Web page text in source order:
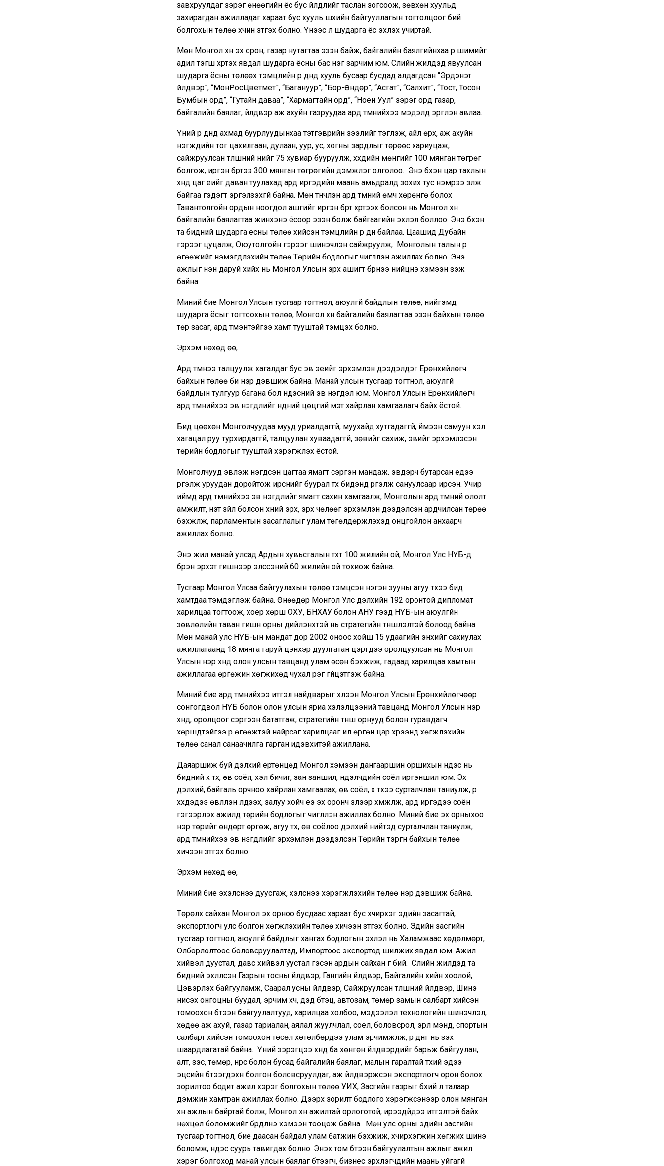
завхруулдаг зэрэг өнөөгийн ёс бус үйлдлийг таслан зогсоож, зөвхөн хуульд
захирагдан ажилладаг хараат бус хууль шүүхийн байгууллагын тогтолцоог бий
болгохын төлөө хүчин зүтгэх болно. Үүнээс л шударга ёс эхлэх учиртай.
Мөн Монгол хүн эх орон, газар нутагтаа эзэн байж, байгалийн баялгийнхаа үр шимийг
адил тэгш хүртэх явдал шударга ёсны бас нэг зарчим юм. Сүүлийн жилүүдэд явуулсан
шударга ёсны төлөөх тэмцлийн үр дүнд хууль бусаар бусдад алдагдсан “Эрдэнэт
үйлдвэр”, “МонРосЦветмет”, “Багануур”, “Бор-Өндөр”, “Асгат”, “Салхит”, “Тост, Тосон
Бумбын орд”, “Гутайн даваа”, “Хармагтайн орд”, “Ноён Уул” зэрэг орд газар,
байгалийн баялаг, үйлдвэр аж ахуйн газруудаа ард түмнийхээ мэдэлд эргүүлэн авлаа.
Үүний үр дүнд ахмад буурлуудынхаа тэтгэврийн зээлийг тэглэж, айл өрх, аж ахуйн
нэгжүүдийн тог цахилгаан, дулаан, уур, ус, хогны зардлыг төрөөс хариуцаж,
сайжруулсан түлшний үнийг 75 хувиар бууруулж, хүүхдийн мөнгийг 100 мянган төгрөг
болгож, иргэн бүртээ 300 мянган төгрөгийн дэмжлэг олголоо. Энэ бүхэн цар тахлын
хүнд цаг үеийг даван туулахад ард иргэдийн маань амьдралд зохих тус нэмрээ үзүүлж
байгаа гэдэгт эргэлзэхгүй байна. Мөн түүнчлэн ард түмний өмч хөрөнгө болох
Тавантолгойн ордын ноогдол ашгийг иргэн бүрт хүртээх болсон нь Монгол хүн
байгалийн баялагтаа жинхэнэ ёсоор эзэн болж байгаагийн эхлэл боллоо. Энэ бүхэн
та бидний шударга ёсны төлөө хийсэн тэмцлийн үр дүн байлаа. Цаашид Дубайн
гэрээг цуцалж, Оюутолгойн гэрээг шинэчлэн сайжруулж, Монголын талын үр
өгөөжийг нэмэгдүүлэхийн төлөө Төрийн бодлогыг чиглүүлэн ажиллах болно. Энэ
ажлыг нэн даруй хийх нь Монгол Улсын эрх ашигт бүрнээ нийцнэ хэмээн үзэж
байна.
Миний бие Монгол Улсын тусгаар тогтнол, аюулгүй байдлын төлөө, нийгэмд
шударга ёсыг тогтоохын төлөө, Монгол хүн байгалийн баялагтаа эзэн байхын төлөө
төр засаг, ард түмэнтэйгээ хамт тууштай тэмцэх болно.
Эрхэм нөхөд өө,
Ард түмнээ талцуулж хагалдаг бус эв эеийг эрхэмлэн дээдэлдэг Ерөнхийлөгч
байхын төлөө би нэр дэвшиж байна. Манай улсын тусгаар тогтнол, аюулгүй
байдлын тулгуур багана бол үндэсний эв нэгдэл юм. Монгол Улсын Ерөнхийлөгч
ард түмнийхээ эв нэгдлийг нүдний цөцгий мэт хайрлан хамгаалагч байх ёстой.
Бид цөөхөн Монголчуудаа мууд уриалдаггүй, муухайд хутгадаггүй, үймээн самуун үхэл
хагацал руу турхирдаггүй, талцуулан хуваадаггүй, зөвийг сахиж, эвийг эрхэмлэсэн
төрийн бодлогыг тууштай хэрэгжүүлэх ёстой.
Монголчууд эвлэж нэгдсэн цагтаа ямагт сэргэн мандаж, эвдэрч бутарсан үедээ
үргэлж уруудан доройтож ирснийг буурал түүх бидэнд үргэлж сануулсаар ирсэн. Учир
иймд ард түмнийхээ эв нэгдлийг ямагт сахин хамгаалж, Монголын ард түмний ололт
амжилт, үнэт зүйл болсон хүний эрх, эрх чөлөөг эрхэмлэн дээдэлсэн ардчилсан төрөө
бэхжүүлж, парламентын засаглалыг улам төгөлдөржүүлэхэд онцгойлон анхаарч
ажиллах болно.
Энэ жил манай улсад Ардын хувьсгалын түүхт 100 жилийн ой, Монгол Улс НҮБ-д
бүрэн эрхэт гишүүнээр элссэний 60 жилийн ой тохиож байна.
Тусгаар Монгол Улсаа байгуулахын төлөө тэмцсэн нэгэн зууны агуу түүхээ бид
хамтдаа тэмдэглэж байна. Өнөөдөр Монгол Улс дэлхийн 192 оронтой дипломат
харилцаа тогтоож, хоёр хөрш ОХУ, БНХАУ болон АНУ гээд НҮБ-ын аюулгүйн
зөвлөлийн таван гишүүн орны дийлэнхтэй нь стратегийн түншлэлтэй болоод байна.
Мөн манай улс НҮБ-ын мандат дор 2002 оноос хойш 15 удаагийн энхийг сахиулах
ажиллагаанд 18 мянга гаруй цэнхэр дуулгатан цэргүүдээ оролцуулсан нь Монгол
Улсын нэр хүнд олон улсын тавцанд улам өсөн бэхжиж, гадаад харилцаа хамтын
ажиллагаа өргөжин хөгжихөд чухал үүрэг гүйцэтгэж байна.
Миний бие ард түмнийхээ итгэл найдварыг хүлээн Монгол Улсын Ерөнхийлөгчөөр
сонгогдвол НҮБ болон олон улсын яриа хэлэлцээний тавцанд Монгол Улсын нэр
хүнд, оролцоог сэргээн бататгаж, стратегийн түнш орнууд болон гуравдагч
хөршүүдтэйгээ үр өгөөжтэй найрсаг харилцааг илүү өргөн цар хүрээнд хөгжүүлэхийн
төлөө санал санаачилга гарган идэвхитэй ажиллана.
Даяаршиж буй дэлхий ертөнцөд Монгол хэмээн дангааршин оршихын үндэс нь
бидний үүх түүх, өв соёл, хэл бичиг, зан заншил, нүүдэлчдийн соёл иргэншил юм. Эх
дэлхий, байгаль орчноо хайрлан хамгаалах, өв соёл, үүх түүхээ сурталчлан таниулж, үр
хүүхдэдээ өвлүүлэн үлдээх, залуу хойч үеэ эх оронч үзлээр хүмүүжүүлж, ард иргэдээ соён
гэгээрүүлэх ажилд төрийн бодлогыг чиглүүлэн ажиллах болно. Миний бие эх орныхоо
нэр төрийг өндөрт өргөж, агуу түүх, өв соёлоо дэлхий нийтэд сурталчлан таниулж,
ард түмнийхээ эв нэгдлийг эрхэмлэн дээдэлсэн Төрийн тэргүүн байхын төлөө
хичээн зүтгэх болно.
Эрхэм нөхөд өө,
Миний бие эхэлснээ дуусгаж, хэлснээ хэрэгжүүлэхийн төлөө нэр дэвшиж байна.
Төрөлх сайхан Монгол эх орноо бусдаас хараат бус хүчирхэг эдийн засагтай,
экспортлогч улс болгон хөгжүүлэхийн төлөө хичээн зүтгэх болно. Эдийн засгийн
тусгаар тогтнол, аюулгүй байдлыг хангах бодлогын эхлэл нь Халамжаас хөдөлмөрт,
Олборлолтоос боловсруулалтад, Импортоос экспортод шилжих явдал юм. Ажил
хийвэл дуустал, давс хийвэл уустал гэсэн ардын сайхан үг бий. Сүүлийн жилүүдэд та
бидний эхлүүлсэн Газрын тосны үйлдвэр, Гангийн үйлдвэр, Байгалийн хийн хоолой,
Цэвэрлэх байгууламж, Саарал усны үйлдвэр, Сайжруулсан түлшний үйлдвэр, Шинэ
нисэх онгоцны буудал, эрчим хүч, дэд бүтэц, автозам, төмөр замын салбарт хийсэн
томоохон бүтээн байгуулалтууд, харилцаа холбоо, мэдээлэл технологийн шинэчлэл,
хөдөө аж ахуй, газар тариалан, аялал жуулчлал, соёл, боловсрол, эрүүл мэнд, спортын
салбарт хийсэн томоохон төсөл хөтөлбөрүүдээ улам эрчимжүүлж, үр дүнг нь үзэх
шаардлагатай байна. Үүний зэрэгцээ хүнд ба хөнгөн үйлдвэрүүдийг барьж байгуулан,
алт, зэс, төмөр, нүүрс болон бусад байгалийн баялаг, малын гаралтай түүхий эдээ
эцсийн бүтээгдэхүүн болгон боловсруулдаг, аж үйлдвэржсэн экспортлогч орон болох
зорилтоо бодит ажил хэрэг болгохын төлөө УИХ, Засгийн газрыг бүхий л талаар
дэмжин хамтран ажиллах болно. Дээрх зорилт бодлого хэрэгжсэнээр олон мянган
хүн ажлын байртай болж, Монгол хүн ажилтай орлоготой, ирээдүйдээ итгэлтэй байх
нөхцөл боломжийг бүрдүүлнэ хэмээн тооцож байна. Мөн улс орны эдийн засгийн
тусгаар тогтнол, бие даасан байдал улам батжин бэхжиж, хүчирхэгжин хөгжих шинэ
боломж, үндэс суурь тавигдах болно. Энэхүү том бүтээн байгуулалтын ажлыг ажил
хэрэг болгоход манай улсын баялаг бүтээгч, бизнес эрхлэгчдийн маань уйгагүй